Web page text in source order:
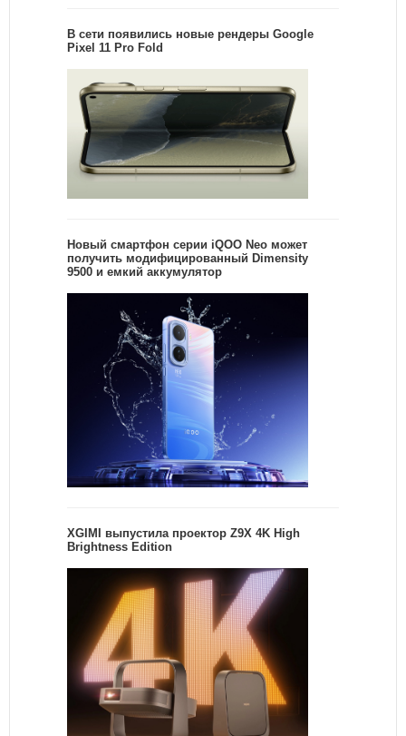
В сети появились новые рендеры Google
Pixel 11 Pro Fold
Новый смартфон серии iQOO Neo может
получить модифицированный Dimensity
9500 и емкий аккумулятор
XGIMI выпустила проектор Z9X 4K High
Brightness Edition